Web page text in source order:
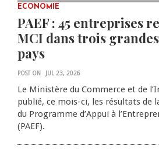
0 COMMENTS
ECONOMIE
PAEF : 45 entreprises
MCI dans trois
pays
POST ON JUL 23, 2026
Le Ministère du Commerce et de
publié, ce mois-ci, les résultats de
du Programme d’Appui à
(PAEF).